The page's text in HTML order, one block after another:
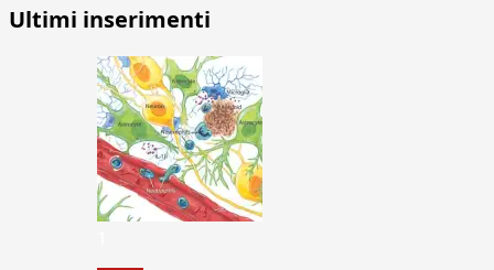
Ultimi inserimenti